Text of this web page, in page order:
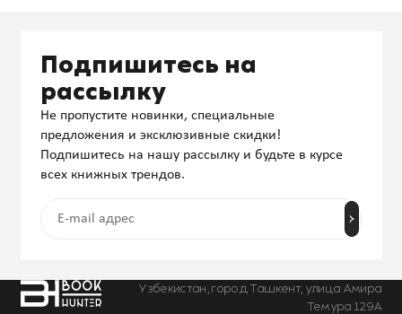
Узбекистан, город Ташкент, улица Амира
Темура 129А
Подпишитесь на
рассылку
Не пропустите новинки, специальные
предложения и эксклюзивные скидки!
Подпишитесь на нашу рассылку и будьте в курсе
всех книжных трендов.